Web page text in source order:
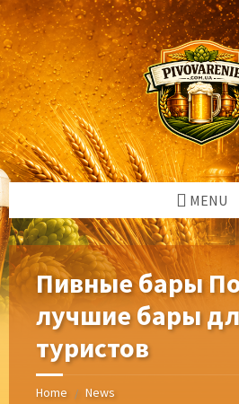
Skip
to
content
Skip
to
left
sidebar
Skip
to
right
sidebar
Skip
to
footer
MENU
Пивные бары
лучшие бары
туристов
Home / News